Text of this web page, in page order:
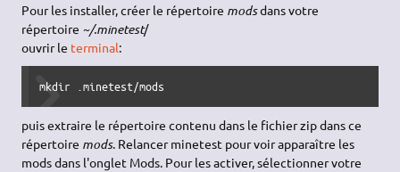
Pour les installer, créer le répertoire modsdans votre
répertoire ~/.minetest/
ouvrir le terminal:
mkdir .minetest/mods
puis extraire le répertoire contenu dans le fichier zip dans ce
répertoire mods. Relancer minetest pour voir apparaître les
mods dans l'onglet Mods. Pour les activer, sélectionner votre